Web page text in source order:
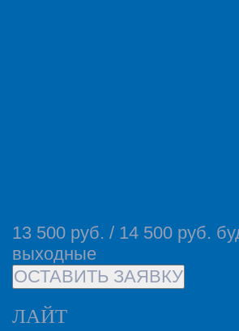
13 500 руб. / 14 500 руб.
выходные
ОСТАВИТЬ ЗАЯВКУ
ЛАЙТ